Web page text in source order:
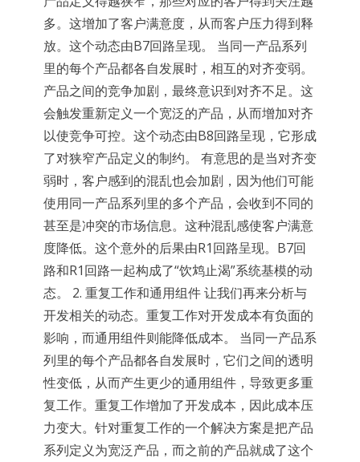
多。这增加了客户满意度，从而客户压力得到释
放。这个动态由B7回路呈现。 当同一产品系列
里的每个产品都各自发展时，相互的对齐变弱。
产品之间的竞争加剧，最终意识到对齐不足。这
会触发重新定义一个宽泛的产品，从而增加对齐
以使竞争可控。这个动态由B8回路呈现，它形成
了对狭窄产品定义的制约。 有意思的是当对齐变
弱时，客户感到的混乱也会加剧，因为他们可能
使用同一产品系列里的多个产品，会收到不同的
甚至是冲突的市场信息。这种混乱感使客户满意
度降低。这个意外的后果由R1回路呈现。B7回
路和R1回路一起构成了“饮鸩止渴”系统基模的动
态。 2. 重复工作和通用组件 让我们再来分析与
开发相关的动态。重复工作对开发成本有负面的
影响，而通用组件则能降低成本。 当同一产品系
列里的每个产品都各自发展时，它们之间的透明
性变低，从而产生更少的通用组件，导致更多重
复工作。重复工作增加了开发成本，因此成本压
力变大。针对重复工作的一个解决方案是把产品
系列定义为宽泛产品，而之前的产品就成了这个